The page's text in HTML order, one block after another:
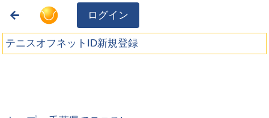
ログイン
テニスオフネットID新規登録